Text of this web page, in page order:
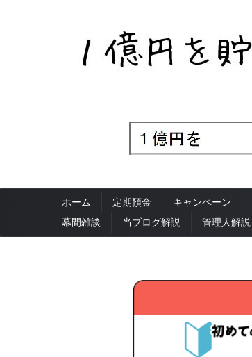
ホーム 定期預金 キャンペーン
幕間雑談
当ブログ解説 管理人解説